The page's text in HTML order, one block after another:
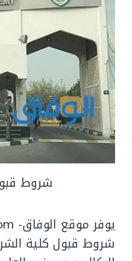
شروط
شروط قبول كلية